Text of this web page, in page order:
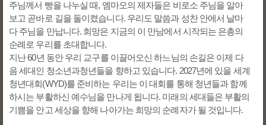
주님께서 빵을 나누실 때, 엠마오의 제자들은 비로소 주님을 알아
보고 곧바로 길을 돌이켰습니다. 우리도 말씀과 성찬 안에서 날마
다 주님을 만납니다. 희망은 지금의 이 만남에서 시작되는 은총의
순례로 우리를 초대합니다.
지난 60년 동안 우리 교구를 이끌어오신 하느님의 손길은 이제 다
음 세대인 청소년과청년들을 향하고 있습니다. 2027년에 있을 세계
청년대회(WYD)를 준비하는 우리는 이 대회를 통해 청년들과 함께
하시는 부활하신 예수님을 만나게 됩니다. 미래의 세대들은 부활의
기쁨을 안고 세상을 향해 나아가는 희망의 순례자가 될 것입니다.